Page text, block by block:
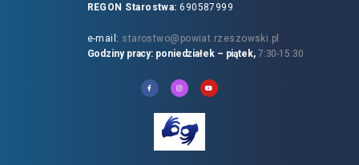
REGON Starostwa: 690587999
e-mail: starostwo@powiat.rzeszowski.pl
Godziny pracy: poniedziałek – piątek, 7:30-15:30